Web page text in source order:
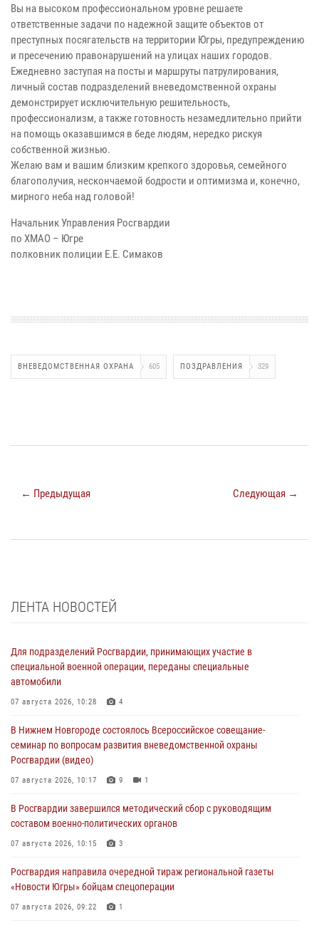
Вы на высоком профессиональном уровне решаете
ответственные задачи по надежной защите объектов от
преступных посягательств на территории Югры, предупреждению
и пресечению правонарушений на улицах наших городов.
Ежедневно заступая на посты и маршруты патрулирования,
личный состав подразделений вневедомственной охраны
демонстрирует исключительную решительность,
профессионализм, а также готовность незамедлительно прийти
на помощь оказавшимся в беде людям, нередко рискуя
собственной жизнью.
Желаю вам и вашим близким крепкого здоровья, семейного
благополучия, нескончаемой бодрости и оптимизма и, конечно,
мирного неба над головой!
Начальник Управления Росгвардии
по ХМАО – Югре
полковник полиции Е.Е. Симаков
ВНЕВЕДОМСТВЕННАЯ ОХРАНА 605 ПОЗДРАВЛЕНИЯ 329
← Предыдущая Следующая →
ЛЕНТА НОВОСТЕЙ
Для подразделений Росгвардии, принимающих участие в
специальной военной операции, переданы специальные
автомобили
07 августа 2026, 10:28 4
В Нижнем Новгороде состоялось Всероссийское совещание-
семинар по вопросам развития вневедомственной охраны
Росгвардии (видео)
07 августа 2026, 10:17 9 1
В Росгвардии завершился методический сбор с руководящим
составом военно-политических органов
07 августа 2026, 10:15 3
Росгвардия направила очередной тираж региональной газеты
«Новости Югры» бойцам спецоперации
07 августа 2026, 09:22 1